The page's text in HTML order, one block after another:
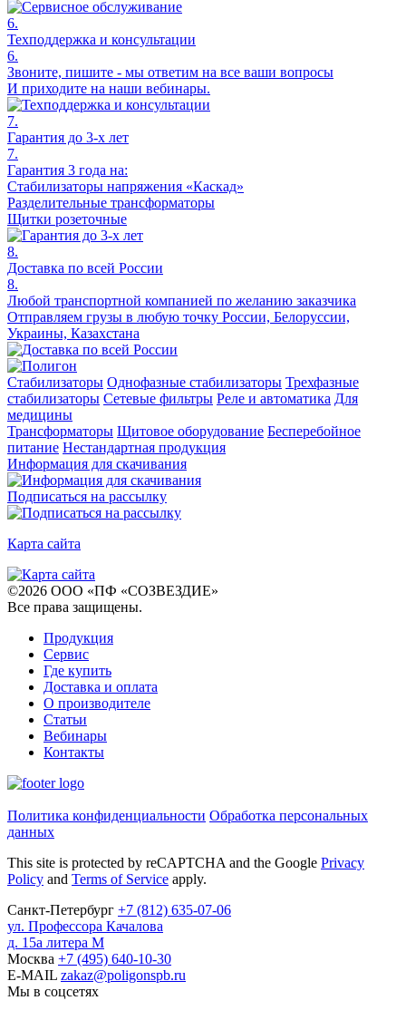
6.
Техподдержка и консультации
6.
Звоните, пишите - мы ответим на все ваши вопросы
И приходите на наши вебинары.
7.
Гарантия до 3-х лет
7.
Гарантия 3 года на:
Стабилизаторы напряжения «Каскад»
Разделительные трансформаторы
Щитки розеточные
8.
Доставка по всей России
8.
Любой транспортной компанией по желанию заказчика
Отправляем грузы в любую точку России, Белоруссии,
Украины, Казахстана
Стабилизаторы Однофазные стабилизаторы Трехфазные
стабилизаторы Сетевые фильтры Реле и автоматика Для
медицины
Трансформаторы Щитовое оборудование Бесперебойное
питание Нестандартная продукция
Информация для скачивания
Подписаться на рассылку
Карта сайта
©2026 ООО «ПФ «СОЗВЕЗДИЕ»
Все права защищены.
Продукция
Сервис
Где купить
Доставка и оплата
О производителе
Статьи
Вебинары
Контакты
Политика конфиденциальности Обработка персональных
данных
This site is protected by reCAPTCHA and the Google Privacy
Policy and Terms of Service apply.
Санкт-Петербург +7 (812) 635-07-06
ул. Профессора Качалова
д. 15а литера М
Москва +7 (495) 640-10-30
E-MAIL zakaz@poligonspb.ru
Мы в соцсетях